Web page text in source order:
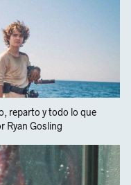
reparto y todo lo que
Ryan Gosling